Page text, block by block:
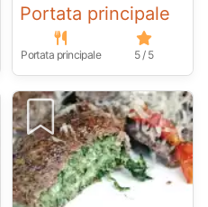
Portata principale
Portata principale 5 / 5